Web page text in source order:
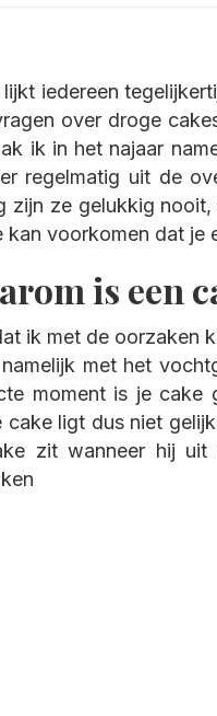
lijkt iedereen
over droge
ik in het najaar
regelmatig uit de
zijn ze gelukkig
kan voorkomen dat je
is een
ik met de oorzaken
met het
moment is je cake
cake ligt dus niet
zit wanneer hij